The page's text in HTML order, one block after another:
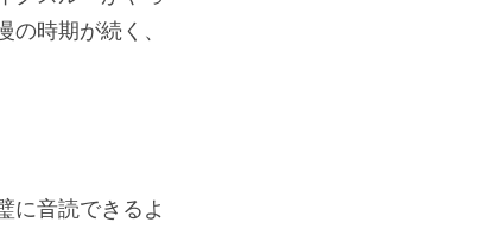
時期が続く、